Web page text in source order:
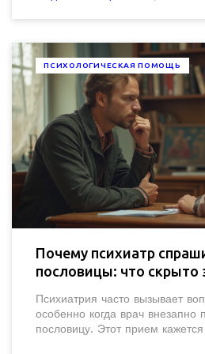
ПСИХОЛОГИЧЕСКАЯ ПОМОЩЬ
Почему психиатр
пословицы: что скрыто
Психиатрия часто вызывает
особенно когда врач внезапно
пословицу. Этот прием